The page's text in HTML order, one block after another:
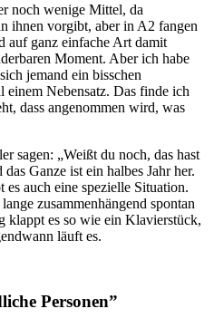
noch wenige Mittel, da
ihnen vorgibt, aber in A2 fangen
auf ganz einfache Art damit
Moment. Aber ich habe
jemand ein bisschen
Nebensatz. Das finde ich
dass angenommen wird, was
sagen:
Weißt du noch, das hast
das Ganze ist ein halbes Jahr her.
auch eine spezielle Situation.
zusammenhängend spontan
klappt es so wie ein Klavierstück,
läuft es.
Personen”